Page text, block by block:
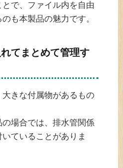
とで、ファイル内を自由
も本製品の魅力です。
てまとめて管理す
きな付属物があるもの
場合では、排水管関係
ていることがありま